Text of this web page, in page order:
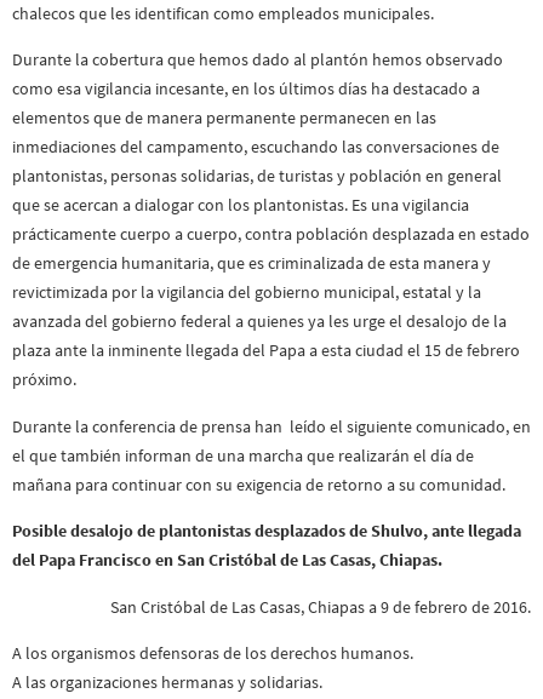
chalecos que les identifican como empleados municipales.
Durante la cobertura que hemos dado al plantón hemos observado
como esa vigilancia incesante, en los últimos días ha destacado a
elementos que de manera permanente permanecen en las
inmediaciones del campamento, escuchando las conversaciones de
plantonistas, personas solidarias, de turistas y población en general
que se acercan a dialogar con los plantonistas. Es una vigilancia
prácticamente cuerpo a cuerpo, contra población desplazada en estado
de emergencia humanitaria, que es criminalizada de esta manera y
revictimizada por la vigilancia del gobierno municipal, estatal y la
avanzada del gobierno federal a quienes ya les urge el desalojo de la
plaza ante la inminente llegada del Papa a esta ciudad el 15 de febrero
próximo.
Durante la conferencia de prensa han leído el siguiente comunicado, en
el que también informan de una marcha que realizarán el día de
mañana para continuar con su exigencia de retorno a su comunidad.
Posible desalojo de plantonistas desplazados de Shulvo, ante llegada
del Papa Francisco en San Cristóbal de Las Casas, Chiapas.
San Cristóbal de Las Casas, Chiapas a 9 de febrero de 2016.
A los organismos defensoras de los derechos humanos.
A las organizaciones hermanas y solidarias.